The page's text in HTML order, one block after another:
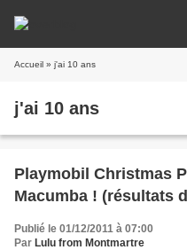
Accueil » j'ai 10 ans
j'ai 10 ans
Playmobil Christmas
Macumba ! (résultats
Publié le 01/12/2011 à 07:00
Par Lulu from Montmartre